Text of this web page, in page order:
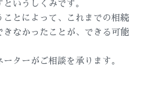
いうしくみです。
ことによって、これまでの相続
なかったことが、できる可能
ターがご相談を承ります。